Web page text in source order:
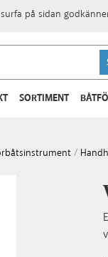
SORTIMENT
/
på sidan